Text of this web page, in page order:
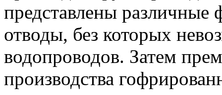
представлены различные
отводы, без которых
водопроводов. Затем
производства